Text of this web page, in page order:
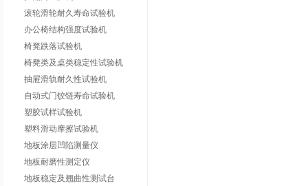
滚轮滑轮耐久寿命试验机
办公椅结构强度试验机
椅凳跌落试验机
椅凳类及桌类稳定性试验机
抽屉滑轨耐久性试验机
自动式门铰链寿命试验机
塑胶试样试验机
塑料滑动摩擦试验机
地板涂层凹陷测量仪
地板耐磨性测定仪
地板稳定及翘曲性测试台